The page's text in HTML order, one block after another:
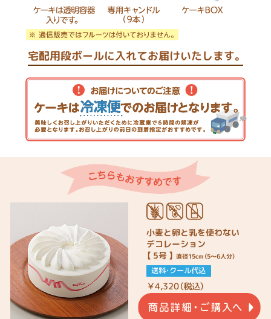
宅配用段ボールに入れてお届けいたします。
小麦と卵と乳を使わない
デコレーション
【 5号 】 直径15cm（5～6人分）
送料・クール代込
￥4,320（税込）